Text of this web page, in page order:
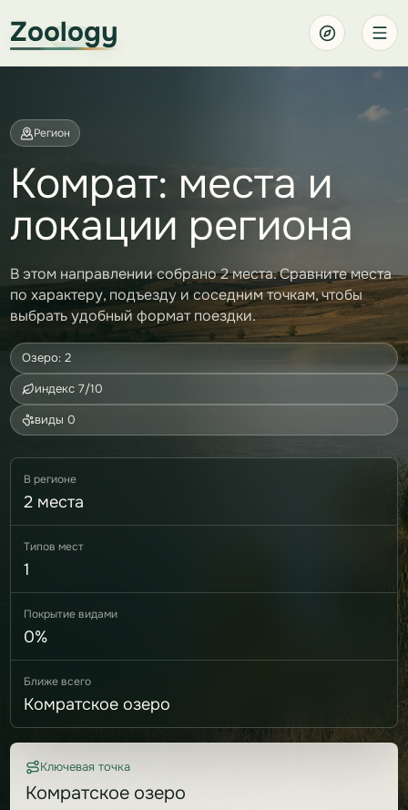
Zoology
Регион
Комрат: места и
локации региона
В этом направлении собрано 2 места. Сравните места
по характеру, подъезду и соседним точкам, чтобы
выбрать удобный формат поездки.
Озеро: 2
индекс 7/10
виды 0
В регионе
2 места
Типов мест
1
Покрытие видами
0%
Ближе всего
Комратское озеро
Ключевая точка
Комратское озеро